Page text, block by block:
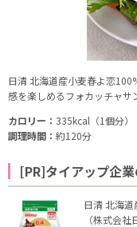
日清 北海道産小麦春よ恋
感を楽しめるフォカッチャサ
カロリー： 335kcal（1個分）
調理時間： 約120分
[PR]タイアップ企
日清 北海
（株式会社